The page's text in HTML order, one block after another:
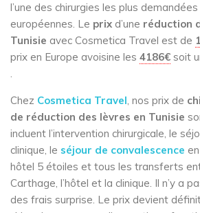
l’une des chirurgies les plus
européennes. Le prix d’une réduction
Tunisie avec Cosmetica Travel est de
prix en Europe avoisine les 4186€ soit
.
Chez Cosmetica Travel, nos prix de
de réduction des lèvres en Tunisie
incluent l’intervention chirurgicale, le
clinique, le séjour de convalescence
hôtel 5 étoiles et tous les transferts
Carthage, l’hôtel et la clinique. Il n’y a
des frais surprise. Le prix devient